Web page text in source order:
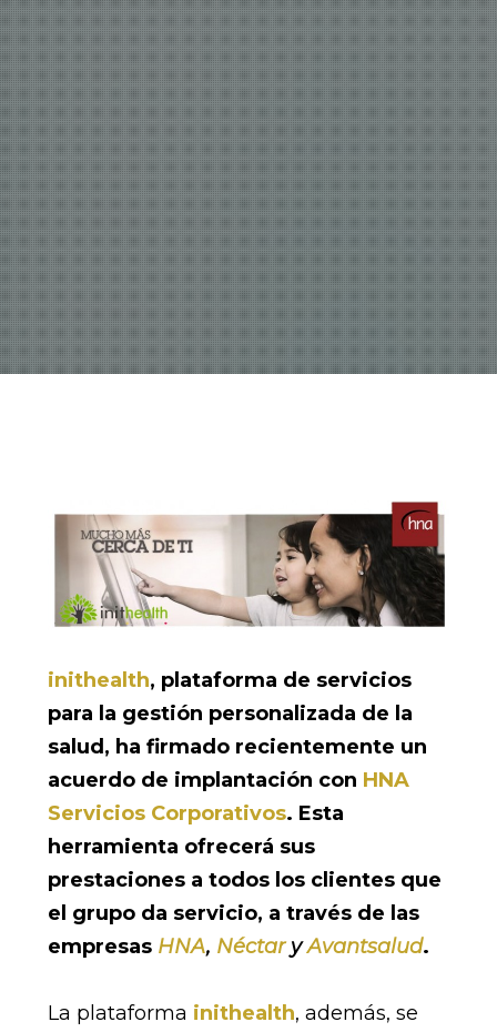
inithealth, plataforma de servicios
para la gestión personalizada de la
salud, ha firmado recientemente un
acuerdo de implantación con HNA
Servicios Corporativos. Esta
herramienta ofrecerá sus
prestaciones a todos los clientes que
el grupo da servicio, a través de las
empresas HNA, Néctar y Avantsalud.
La plataforma inithealth, además, se